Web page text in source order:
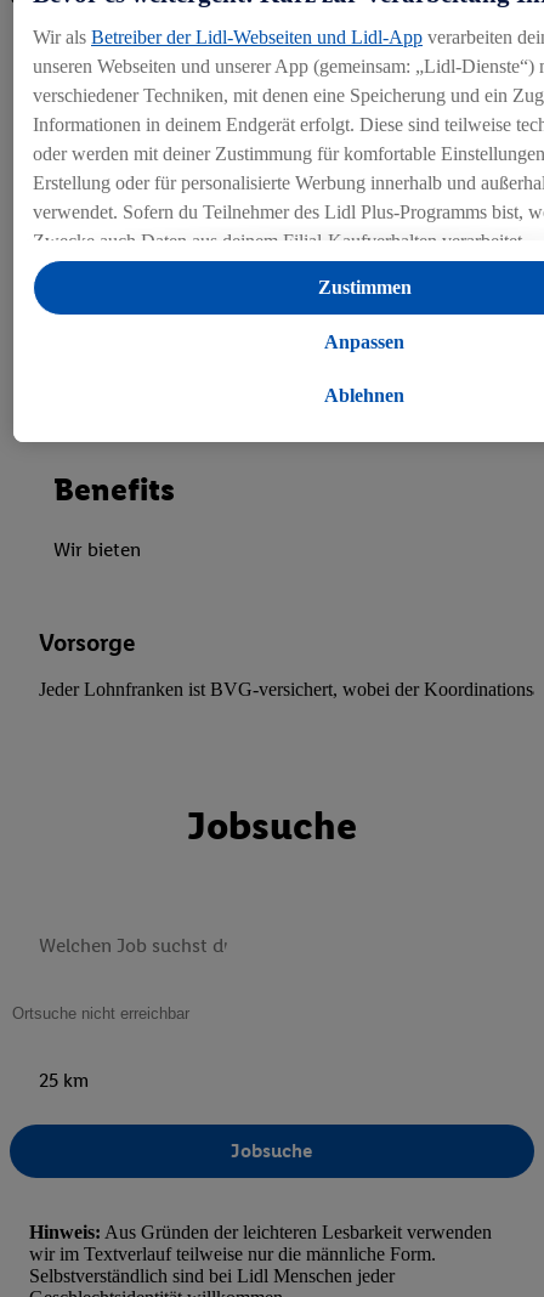
Sicherheit einer Festanstellung in einem erfolgreichen
Unternehmen
Transparentes und attraktives Lohnsystem:
Einstiegsgehalt von CHF 7'000.– brutto pro Monat
(Jahreslohn CHF 84'000.–, bei 100%)
Lukrative Lohnentwicklung
Vielfältige Entwicklungsmöglichkeiten und
Weiterbildungschancen
Moderne Arbeitsumgebung und flexible Arbeitsmodelle
Benefits
Wir bieten
Vorsorge
Jeder Lohnfranken ist BVG-versichert, wobei der
Jobsuche
25 km
Jobsuche
Hinweis: Aus Gründen der leichteren Lesbarkeit verwenden
wir im Textverlauf teilweise nur die männliche Form.
Selbstverständlich sind bei Lidl Menschen jeder
Wir als Betreiber der Lidl-Webseiten und Lidl-App verarbeiten
unseren Webseiten und unserer App (gemeinsam: „Lidl-Dienste“)
verschiedener Techniken, mit denen eine Speicherung und ein
Informationen in deinem Endgerät erfolgt. Diese sind teilweise
oder werden mit deiner Zustimmung für komfortable
Erstellung oder für personalisierte Werbung innerhalb und
verwendet. Sofern du Teilnehmer des Lidl Plus-Programms bist,
Zwecke auch Daten aus deinem Filial-Kaufverhalten verarbeitet.
Unter „Anpassen“ kannst du einzelne Verwendungszwecke
Angaben zu den Datenverarbeitungen finden.
Techniken zulassen. Durch einen Klick auf „Zustimmen“ stimmst
Verarbeitungen zu sämtlichen vorgenannten Zwecken zu.
mit Wirkung für die Zukunft zu widerrufen, findest du in unseren
Datenschutzbestimmungen
Ablehnen
Anpassen
Zustimmen